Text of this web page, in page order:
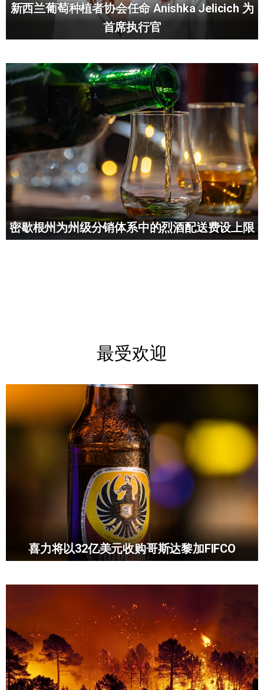
新西兰葡萄种植者协会任命 Anishka Jelicich 为
首席执行官
密歇根州为州级分销体系中的烈酒配送费设上限
最受欢迎
喜力将以32亿美元收购哥斯达黎加FIFCO